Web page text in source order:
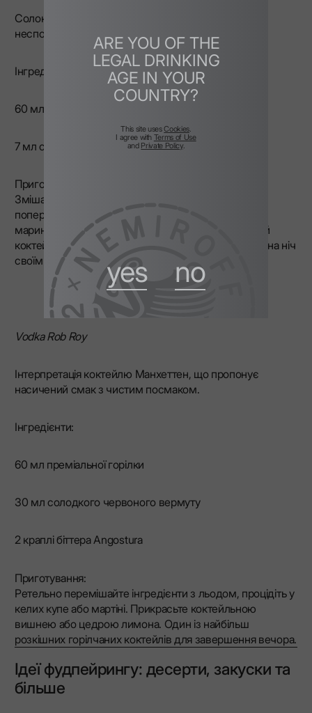
ARE YOU OF THE
LEGAL DRINKING
AGE IN YOUR
COUNTRY?
This site usesCookies.
I agree with Terms of Use
and Private Policy.
yes no
Солоний варіант класичного Vodka Martini з
несподіваним акцентом.
Інгредієнти:
60 мл горілки
7 мл сухого вермуту
Приготування:
Змішайте горілку і вермут з льодом, процідіть у
попередньо охолоджений келих і прикрасьте
маринованою цибулинкою для пікантної нотки. Цей
коктейль вирізняється серед коктейлів з горілкою на ніч
своїм неповторним смаком.
Vodka Rob Roy
Інтерпретація коктейлю Манхеттен, що пропонує
насичений смак з чистим посмаком.
Інгредієнти:
60 мл преміальної горілки
30 мл солодкого червоного вермуту
2 краплі біттера Angostura
Приготування:
Ретельно перемішайте інгредієнти з льодом, процідіть у
келих купе або мартіні. Прикрасьте коктейльною
вишнею або цедрою лимона. Один із найбільш
розкішних горілчаних коктейлів для завершення вечора.
Ідеї фудпейрингу: десерти, закуски та
більше